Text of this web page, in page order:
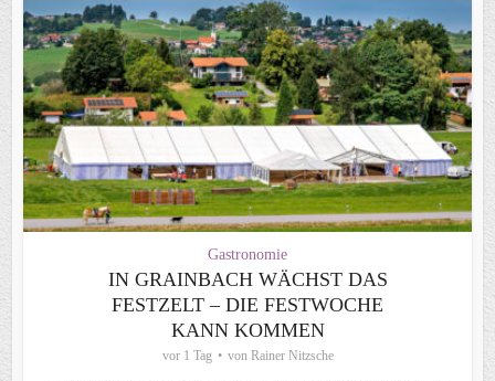
Gastronomie
IN GRAINBACH WÄCHST DAS
FESTZELT – DIE FESTWOCHE
KANN KOMMEN
vor 1 Tag von Rainer Nitzsche